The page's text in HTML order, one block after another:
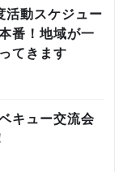
活動スケジュー
番！地域が一
てきます
キュー交流会